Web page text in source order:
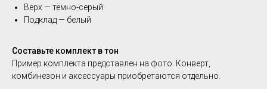
Верх — тёмно-серый
Подклад — белый
Составьте комплект в тон
Пример комплекта представлен на фото. Конверт,
комбинезон и аксессуары приобретаются отдельно.